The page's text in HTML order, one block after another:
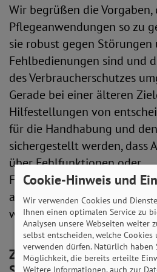
Wir begrüßen die Vorgaben,
Pflegeanwendungen so zu
sie robust gegen Störungen
Fehlbedienungen sind und
des Verbraucherschutzes
Gerade bei einer älteren
Hilfestellungen von
für die Handhabung und
sichergestellt werden, dass
über Fehlfunktionen oder
aufgeklärt werden,
warnende PushNachrichten.
Zu § 16: Ergänzung zum
Cookie-Hinweis und
Wir verwenden Cookies und
Ihnen einen optimalen Service zu
Analysen unsere Webseiten weiter
selbst entscheiden, welche
verwenden dürfen. Natürlich haben
Möglichkeit, die bereits erteilte
Weitere Informationen, auch zur